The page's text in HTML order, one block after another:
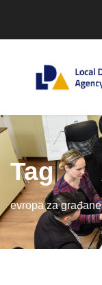
Tag
evropa za građane